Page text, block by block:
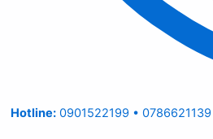
Hotline: 0901522199 • 0786621139